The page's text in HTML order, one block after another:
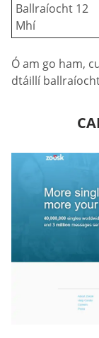
Ballraíocht 12
Mhí
Ó am go ham,
dtáillí